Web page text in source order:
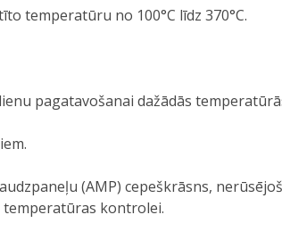
temperatūru no 100°C līdz 370°C.
pagatavošanai dažādās
(AMP) cepeškrāsns,
temperatūras kontrolei.